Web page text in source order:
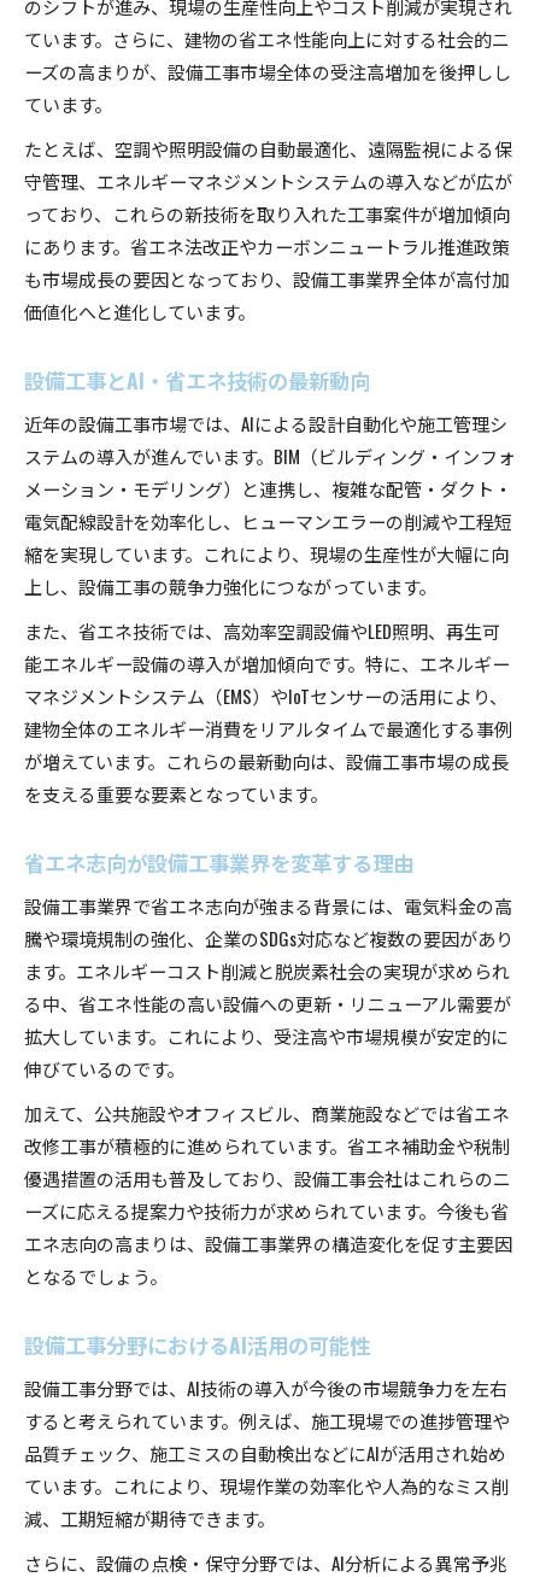
のシフトが進み、現場の生産性向上やコスト削減が実現され
ています。さらに、建物の省エネ性能向上に対する社会的ニ
ーズの高まりが、設備工事市場全体の受注高増加を後押しし
ています。
たとえば、空調や照明設備の自動最適化、遠隔監視による保
守管理、エネルギーマネジメントシステムの導入などが広が
っており、これらの新技術を取り入れた工事案件が増加傾向
にあります。省エネ法改正やカーボンニュートラル推進政策
も市場成長の要因となっており、設備工事業界全体が高付加
価値化へと進化しています。
設備工事とAI・省エネ技術の最新動向
近年の設備工事市場では、AIによる設計自動化や施工管理シ
ステムの導入が進んでいます。BIM（ビルディング・インフォ
メーション・モデリング）と連携し、複雑な配管・ダクト・
電気配線設計を効率化し、ヒューマンエラーの削減や工程短
縮を実現しています。これにより、現場の生産性が大幅に向
上し、設備工事の競争力強化につながっています。
また、省エネ技術では、高効率空調設備やLED照明、再生可
能エネルギー設備の導入が増加傾向です。特に、エネルギー
マネジメントシステム（EMS）やIoTセンサーの活用により、
建物全体のエネルギー消費をリアルタイムで最適化する事例
が増えています。これらの最新動向は、設備工事市場の成長
を支える重要な要素となっています。
省エネ志向が設備工事業界を変革する理由
設備工事業界で省エネ志向が強まる背景には、電気料金の高
騰や環境規制の強化、企業のSDGs対応など複数の要因があり
ます。エネルギーコスト削減と脱炭素社会の実現が求められ
る中、省エネ性能の高い設備への更新・リニューアル需要が
拡大しています。これにより、受注高や市場規模が安定的に
伸びているのです。
加えて、公共施設やオフィスビル、商業施設などでは省エネ
改修工事が積極的に進められています。省エネ補助金や税制
優遇措置の活用も普及しており、設備工事会社はこれらのニ
ーズに応える提案力や技術力が求められています。今後も省
エネ志向の高まりは、設備工事業界の構造変化を促す主要因
となるでしょう。
設備工事分野におけるAI活用の可能性
設備工事分野では、AI技術の導入が今後の市場競争力を左右
すると考えられています。例えば、施工現場での進捗管理や
品質チェック、施工ミスの自動検出などにAIが活用され始め
ています。これにより、現場作業の効率化や人為的なミス削
減、工期短縮が期待できます。
さらに、設備の点検・保守分野では、AI分析による異常予兆